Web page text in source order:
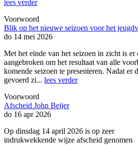
lees verder
Voorwoord
Blik op het nieuwe seizoen voor het
do 14 mei 2026
Met het einde van het seizoen in zicht is er
aangebroken om het resultaat van alle
komende seizoen te presenteren. Nadat er
gevoerd zi... lees verder
Voorwoord
Afscheid John Beijer
do 16 apr 2026
Op dinsdag 14 april 2026 is op zeer
indrukwekkende wijze afscheid genomen